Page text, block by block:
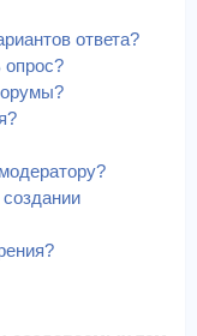
ответа?
опрос?